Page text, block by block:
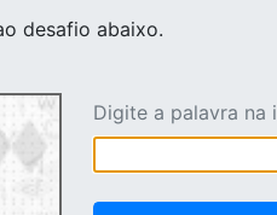
desafio abaixo.
Digite a palavra na